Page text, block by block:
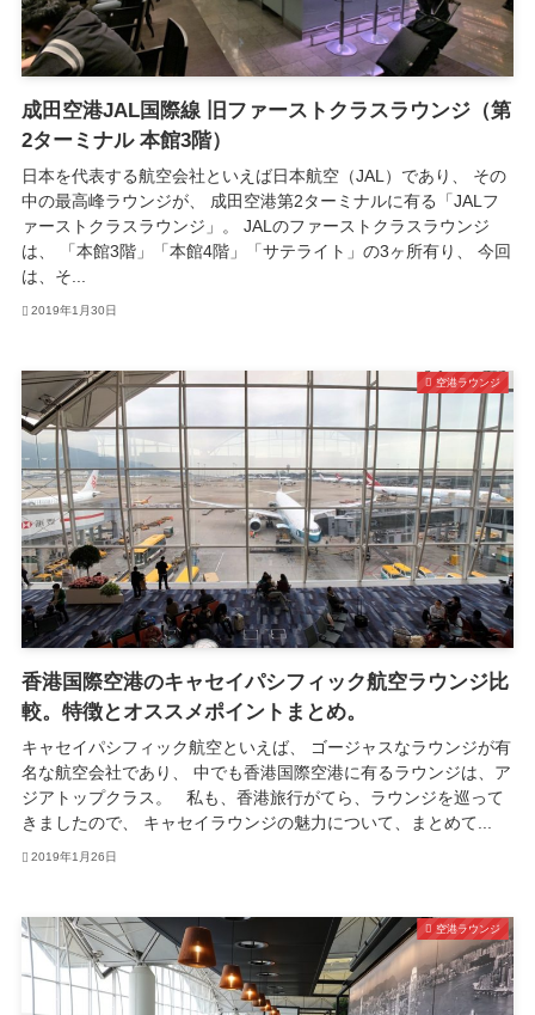
成田空港JAL国際線 旧ファーストクラスラウンジ（第
2ターミナル 本館3階）
日本を代表する航空会社といえば日本航空（JAL）であり、 その
中の最高峰ラウンジが、 成田空港第2ターミナルに有る「JALフ
ァーストクラスラウンジ」。 JALのファーストクラスラウンジ
は、 「本館3階」「本館4階」「サテライト」の3ヶ所有り、 今回
は、そ...
2019年1月30日
空港ラウンジ
香港国際空港のキャセイパシフィック航空ラウンジ比
較。特徴とオススメポイントまとめ。
キャセイパシフィック航空といえば、 ゴージャスなラウンジが有
名な航空会社であり、 中でも香港国際空港に有るラウンジは、ア
ジアトップクラス。 私も、香港旅行がてら、ラウンジを巡って
きましたので、 キャセイラウンジの魅力について、まとめて...
2019年1月26日
空港ラウンジ